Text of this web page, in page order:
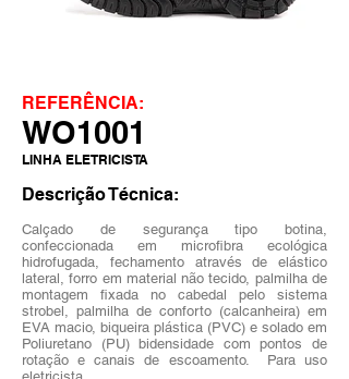
REFERÊNCIA:
WO1001
LINHA ELETRICISTA
Descrição Técnica:
Calçado de segurança tipo botina,
confeccionada em microfibra ecológica
hidrofugada, fechamento através de elástico
lateral, forro em material não tecido, palmilha de
montagem fixada no cabedal pelo sistema
strobel, palmilha de conforto (calcanheira) em
EVA macio, biqueira plástica (PVC) e solado em
Poliuretano (PU) bidensidade com pontos de
rotação e canais de escoamento. Para uso